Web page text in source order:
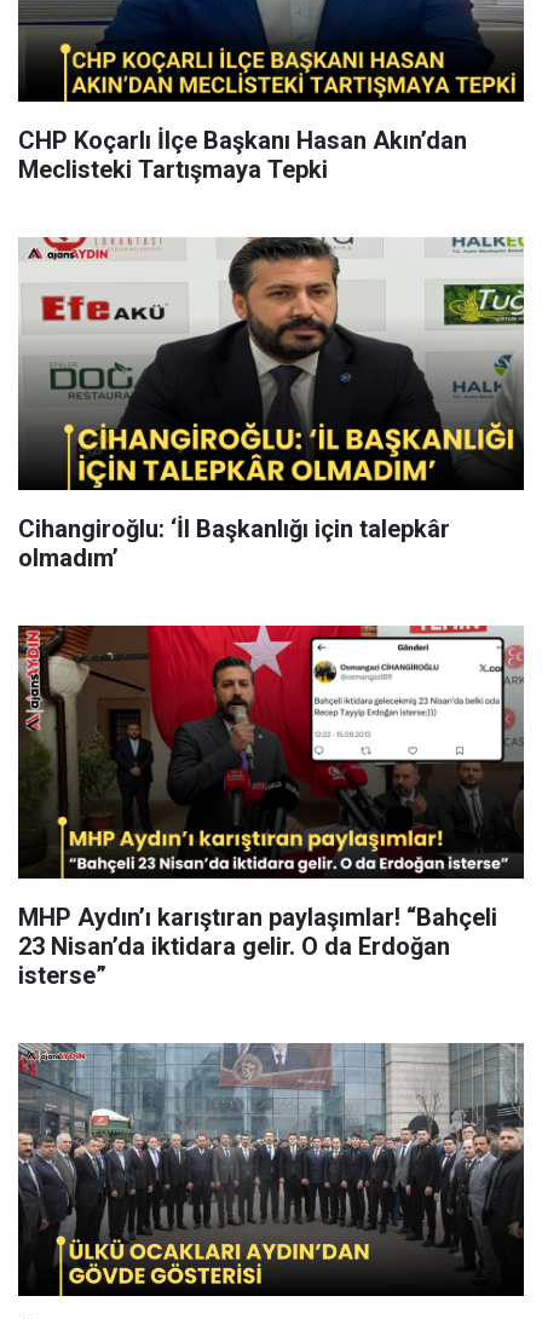
CHP Koçarlı İlçe Başkanı Hasan Akın’dan
Meclisteki Tartışmaya Tepki
Cihangiroğlu: ‘İl Başkanlığı için talepkâr
olmadım’
MHP Aydın’ı karıştıran paylaşımlar! “Bahçeli
23 Nisan’da iktidara gelir. O da Erdoğan
isterse”